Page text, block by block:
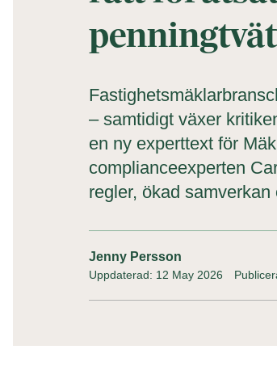
– samtidigt växer
en ny experttext för
complianceexperten
regler, ökad
Jenny Persson
Uppdaterad: 12 May 2026